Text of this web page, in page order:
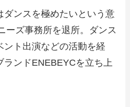
ダンスを極めたいという意
ーズ事務所を退所。ダンス
ント出演などの活動を経
ランドENEBEYCを立ち上